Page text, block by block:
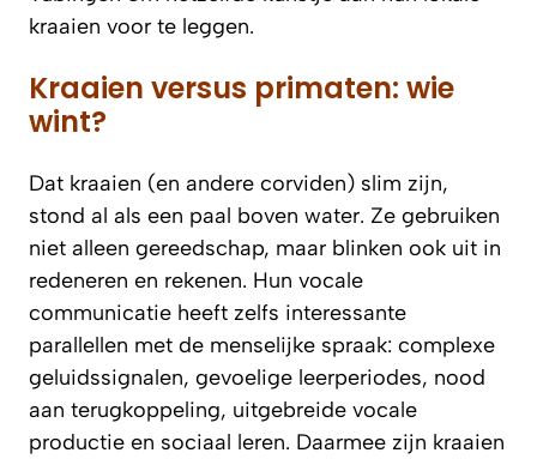
kraaien voor te leggen.
Kraaien versus primaten: wie
wint?
Dat kraaien (en andere corviden) slim zijn,
stond al als een paal boven water. Ze gebruiken
niet alleen gereedschap, maar blinken ook uit in
redeneren en rekenen. Hun vocale
communicatie heeft zelfs interessante
parallellen met de menselijke spraak: complexe
geluidssignalen, gevoelige leerperiodes, nood
aan terugkoppeling, uitgebreide vocale
productie en sociaal leren. Daarmee zijn kraaien